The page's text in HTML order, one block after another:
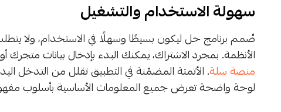
سهولة الاستخدام والتشغيل
صُمم برنامج حل ليكون بسيطًا وسهلًا في الاستخدام، ولا
الأنظمة. بمجرد الاشتراك، يمكنك البدء بإدخال بيانات متجرك
منصة سلة. الأتمتة المضمّنة في التطبيق تقلل من التدخل
لوحة واضحة تعرض جميع المعلومات الأساسية بأسلوب مفهوم